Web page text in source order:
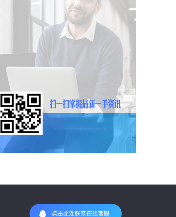
点击此处联系在线客服